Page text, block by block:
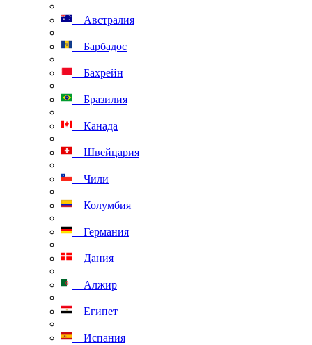
Австралия
Барбадос
Бахрейн
Бразилия
Канада
Швейцария
Чили
Колумбия
Германия
Дания
Алжир
Египет
Испания